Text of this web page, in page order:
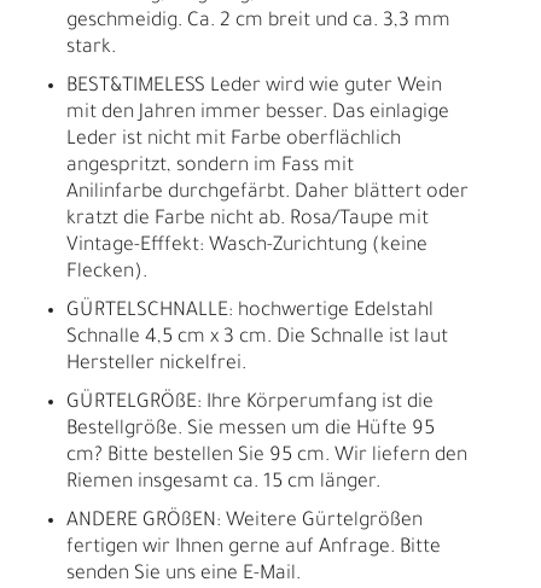
geschmeidig. Ca. 2 cm breit und ca. 3,3 mm
stark.
BEST&TIMELESS Leder wird wie guter Wein
mit den Jahren immer besser. Das einlagige
Leder ist nicht mit Farbe oberflächlich
angespritzt, sondern im Fass mit
Anilinfarbe durchgefärbt. Daher blättert oder
kratzt die Farbe nicht ab. Rosa/Taupe mit
Vintage-Efffekt: Wasch-Zurichtung (keine
Flecken).
GÜRTELSCHNALLE: hochwertige Edelstahl
Schnalle 4,5 cm x 3 cm. Die Schnalle ist laut
Hersteller nickelfrei.
GÜRTELGRÖßE: Ihre Körperumfang ist die
Bestellgröße. Sie messen um die Hüfte 95
cm? Bitte bestellen Sie 95 cm. Wir liefern den
Riemen insgesamt ca. 15 cm länger.
ANDERE GRÖßEN: Weitere Gürtelgrößen
fertigen wir Ihnen gerne auf Anfrage. Bitte
senden Sie uns eine E-Mail.